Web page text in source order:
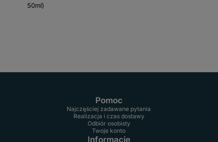
50ml)
Pomoc
Najczęściej zadawane pytania
Realizacja i czas dostawy
Odbiór osobisty
Twoje konto
Informacje